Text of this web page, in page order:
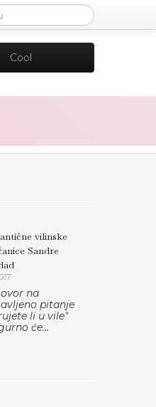
Cool
vilinske
Sandre
na
pitanje
li u vile"
će...